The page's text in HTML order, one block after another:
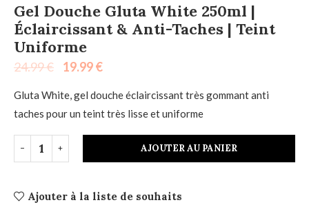
Gel Douche Gluta White 250ml |
Éclaircissant & Anti-Taches | Teint
Uniforme
24.99€ 19.99€
Gluta White, gel douche éclaircissant très gommant anti
taches pour un teint très lisse et uniforme
AJOUTER AU PANIER
Ajouter à la liste de souhaits